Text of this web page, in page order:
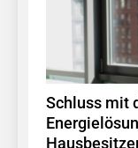
Schluss mit